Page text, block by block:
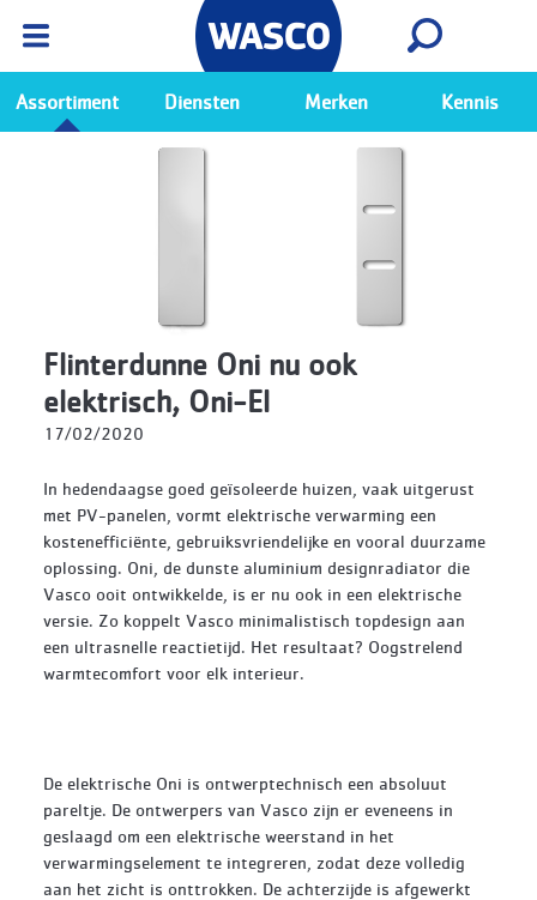
Ga naar de Wasco app
Bekijk
Assortiment Diensten Merken Kennis
Flinterdunne Oni nu ook
elektrisch, Oni-El
17/02/2020
In hedendaagse goed geïsoleerde huizen, vaak uitgerust
met PV-panelen, vormt elektrische verwarming een
kostenefficiënte, gebruiksvriendelijke en vooral duurzame
oplossing. Oni, de dunste aluminium designradiator die
Vasco ooit ontwikkelde, is er nu ook in een elektrische
versie. Zo koppelt Vasco minimalistisch topdesign aan
een ultrasnelle reactietijd. Het resultaat? Oogstrelend
warmtecomfort voor elk interieur.
De elektrische Oni is ontwerptechnisch een absoluut
pareltje. De ontwerpers van Vasco zijn er eveneens in
geslaagd om een elektrische weerstand in het
verwarmingselement te integreren, zodat deze volledig
aan het zicht is onttrokken. De achterzijde is afgewerkt